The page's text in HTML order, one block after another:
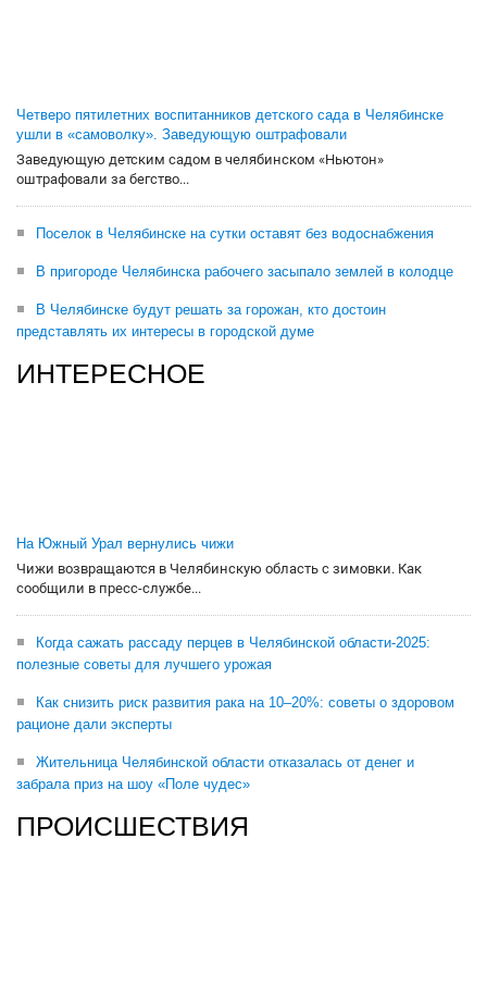
Четверо пятилетних воспитанников детского сада в Челябинске
ушли в «самоволку». Заведующую оштрафовали
Заведующую детским садом в челябинском «Ньютон»
оштрафовали за бегство...
Поселок в Челябинске на сутки оставят без водоснабжения
В пригороде Челябинска рабочего засыпало землей в колодце
В Челябинске будут решать за горожан, кто достоин
представлять их интересы в городской думе
ИНТЕРЕСНОЕ
На Южный Урал вернулись чижи
Чижи возвращаются в Челябинскую область с зимовки. Как
сообщили в пресс-службе...
Когда сажать рассаду перцев в Челябинской области-2025:
полезные советы для лучшего урожая
Как снизить риск развития рака на 10–20%: советы о здоровом
рационе дали эксперты
Жительница Челябинской области отказалась от денег и
забрала приз на шоу «Поле чудес»
ПРОИСШЕСТВИЯ